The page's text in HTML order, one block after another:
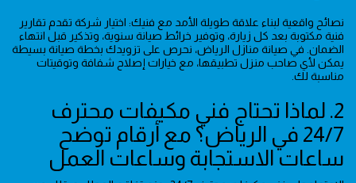
نصائح واقعية لبناء علاقة طويلة الأمد مع فنيك: اختيار شركة تقدم تقارير
فنية مكتوبة بعد كل زيارة، وتوفير خرائط صيانة سنوية، وتذكير قبل انتهاء
الضمان. في صيانة منازل الرياض، نحرص على تزويدك بخطة صيانة بسيطة
يمكن لأي صاحب منزل تطبيقها، مع خيارات إصلاح شفافة وتوقيتات
مناسبة لك.
2. لماذا تحتاج فني مكيفات محترف
24/7 في الرياض؟ مع أرقام توضح
ساعات الاستجابة وساعات العمل